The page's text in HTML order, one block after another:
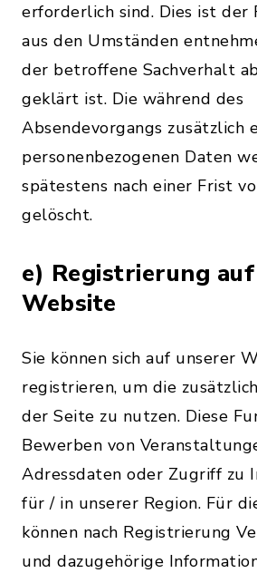
erforderlich sind. Dies ist der
aus den Umständen
der betroffene Sachverhalt
geklärt ist. Die während des
Absendevorgangs zusätzlich
personenbezogenen Daten
spätestens nach einer Frist
gelöscht.
e) Registrierung
Website
Sie können sich auf unserer
registrieren, um die
der Seite zu nutzen. Diese
Bewerben von
Adressdaten oder Zugriff zu
für / in unserer Region. Für
können nach Registrierung
und dazugehörige